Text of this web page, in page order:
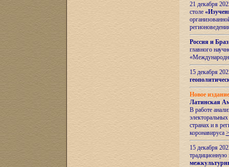
21 декабря
столе
Россия и
главного
15 декабря
Новое
Латинская
В работе
странах и в
коронавируса
15 декабря